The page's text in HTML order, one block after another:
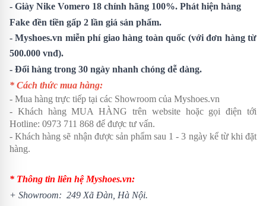
- Giày Nike Vomero 18 chính hãng 100%. Phát hiện hàng
Fake đền tiền gấp 2 lần giá sản phẩm.
- Myshoes.vn miễn phí giao hàng toàn quốc (với đơn hàng từ
500.000 vnđ).
- Đổi hàng trong 30 ngày nhanh chóng dễ dàng.
* Cách thức mua hàng:
- Mua hàng trực tiếp tại các Showroom của Myshoes.vn
- Khách hàng MUA HÀNG trên website hoặc gọi điện tới
Hotline: 0973 711 868 để được tư vấn.
- Khách hàng sẽ nhận được sản phẩm sau 1 - 3 ngày kể từ khi đặt
hàng.
* Thông tin liên hệ Myshoes.vn:
+ Showroom: 249 Xã Đàn, Hà Nội.